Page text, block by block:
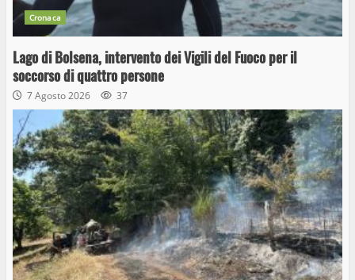
Cronaca
Lago di Bolsena, intervento dei Vigili del Fuoco per il
soccorso di quattro persone
7 Agosto 2026 37